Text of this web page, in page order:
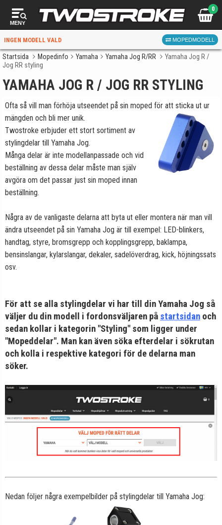
MENY
0
INGEN MODELL VALD MOPEDMODELL
VÄLJ MOPED FÖR RÄTT DELAR
VÄLJ
När du valt kommer butiken visa delar för vald moped
Startsida Mopedinfo Yamaha Yamaha Jog R/RR
Yamaha Jog R /
Jog RR styling
YAMAHA JOG R / JOG RR STYLING
Ofta så vill man förhöja utseendet på sin moped för att sticka ut ur
mängden och bli mer unik.
Twostroke erbjuder ett stort sortiment av
stylingdelar till Yamaha Jog.
Många delar är inte modellanpassade och vid
beställning av dessa delar måste man själv
avgöra om det passar just sin moped innan
beställning.
Några av de vanligaste delarna att byta ut eller montera när man vill
ändra utseendet på sin Yamaha Jog är till exempel: LED-blinkers,
handtag, styre, bromsgrepp och kopplingsgrepp, baklampa,
bensinslangar, kylarslangar, dekaler, sadelöverdrag, kick, höjningssats
osv.
För att se alla stylingdelar vi har till din Yamaha Jog så
väljer du din modell i fordonsväljaren på startsidan och
sedan kollar i kategorin "Styling" som ligger under
"Mopeddelar". Man kan även söka efterdelar i sökrutan
och kolla i respektive kategori för de delarna man
söker.
Nedan följer några exempelbilder på stylingdelar till Yamaha Jog: